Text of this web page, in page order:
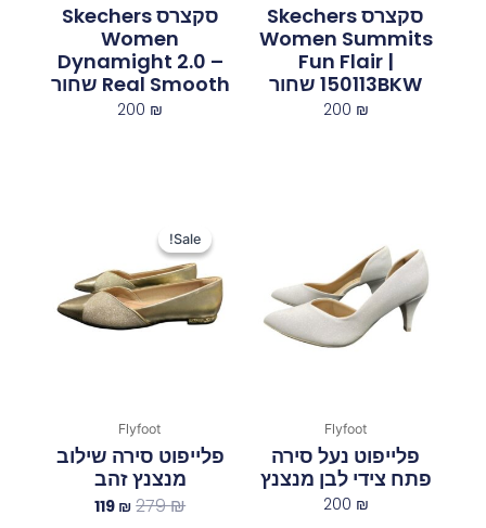
סקצרס Skechers
Women Summits
Fun Flair |
150113BKW‏ ‏שחור
200 ₪
סקצרס Skechers
Women
Dynamight 2.0 –
Real Smooth שחור
200 ₪
Flyfoot
פלייפוט נעל סירה
פתח צידי לבן מנצנץ
200 ₪
Sale!
Sale!
Flyfoot
פלייפוט סירה שילוב
מנצנץ זהב
279₪
279 ₪.
119 ₪
119 ₪.